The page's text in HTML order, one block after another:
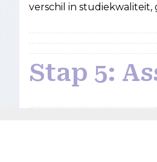
verschil in
Stap 5: